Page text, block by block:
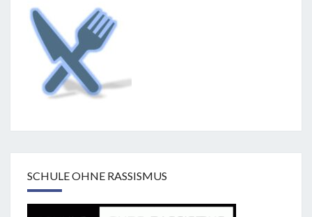
SCHULE OHNE RASSISMUS